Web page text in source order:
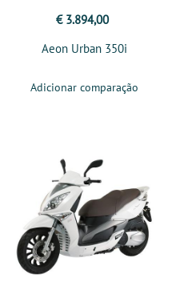
€ 3.894,00
Aeon Urban 350i
Adicionar comparação